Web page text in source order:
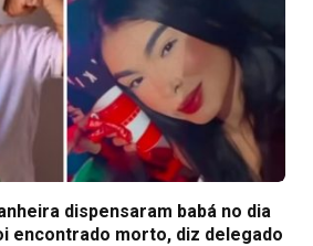
dispensaram babá no dia
encontrado morto, diz delegado